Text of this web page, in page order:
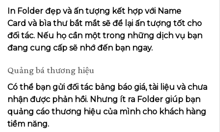
In Folder đẹp và ấn tượng kết hợp với Name
Card và bìa thư bắt mắt sẽ để lại ấn tượng tốt cho
đối tác. Nếu họ cần một trong những dịch vụ bạn
đang cung cấp sẽ nhớ đến bạn ngay.
Quảng bá thương hiệu
Có thể bạn gửi đối tác bảng báo giá, tài liệu và chưa
nhận được phản hồi. Nhưng ít ra Folder giúp bạn
quảng cáo thương hiệu của mình cho khách hàng
tiềm năng.